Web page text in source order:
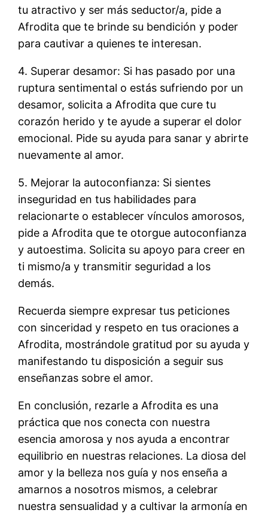
tu atractivo y ser más seductor/a, pide a
Afrodita que te brinde su bendición y poder
para cautivar a quienes te interesan.
4. Superar desamor: Si has pasado por una
ruptura sentimental o estás sufriendo por un
desamor, solicita a Afrodita que cure tu
corazón herido y te ayude a superar el dolor
emocional. Pide su ayuda para sanar y abrirte
nuevamente al amor.
5. Mejorar la autoconfianza: Si sientes
inseguridad en tus habilidades para
relacionarte o establecer vínculos amorosos,
pide a Afrodita que te otorgue autoconfianza
y autoestima. Solicita su apoyo para creer en
ti mismo/a y transmitir seguridad a los
demás.
Recuerda siempre expresar tus peticiones
con sinceridad y respeto en tus oraciones a
Afrodita, mostrándole gratitud por su ayuda y
manifestando tu disposición a seguir sus
enseñanzas sobre el amor.
En conclusión, rezarle a Afrodita es una
práctica que nos conecta con nuestra
esencia amorosa y nos ayuda a encontrar
equilibrio en nuestras relaciones. La diosa del
amor y la belleza nos guía y nos enseña a
amarnos a nosotros mismos, a celebrar
nuestra sensualidad y a cultivar la armonía en